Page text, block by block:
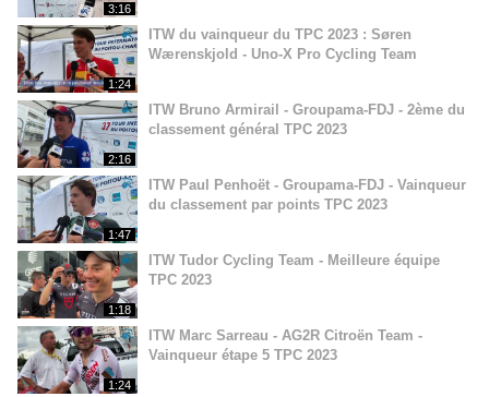
3:16
1:24
ITW du vainqueur du TPC 2023 : Søren
Wærenskjold - Uno-X Pro Cycling Team
2:16
ITW Bruno Armirail - Groupama-FDJ - 2ème du
classement général TPC 2023
1:47
ITW Paul Penhoët - Groupama-FDJ - Vainqueur
du classement par points TPC 2023
1:18
ITW Tudor Cycling Team - Meilleure équipe
TPC 2023
1:24
ITW Marc Sarreau - AG2R Citroën Team -
Vainqueur étape 5 TPC 2023